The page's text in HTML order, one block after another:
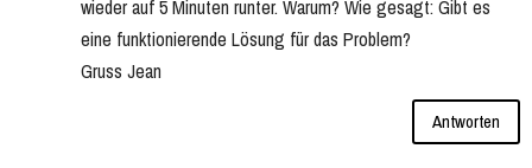
wieder auf 5 Minuten runter. Warum? Wie gesagt: Gibt es
eine funktionierende Lösung für das Problem?
Gruss Jean
Antworten